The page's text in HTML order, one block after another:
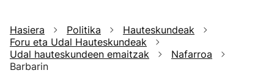
Hasiera Politika
Hauteskundeak
Foru eta Udal Hauteskundeak
Udal hauteskundeen emaitzak
Nafarroa
Barbarin